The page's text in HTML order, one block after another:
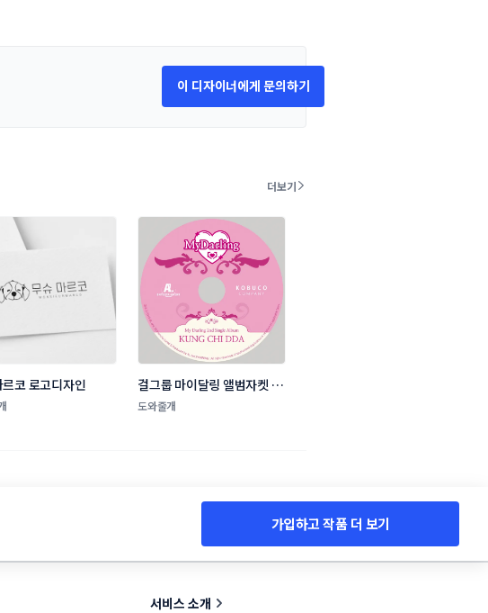
이 디자이너에게 문의하기
더보기
코 로고디자인
걸그룹 마이달링 앨범자켓 디
자인
도와줄개
가입하고 작품 더 보기
서비스 소개